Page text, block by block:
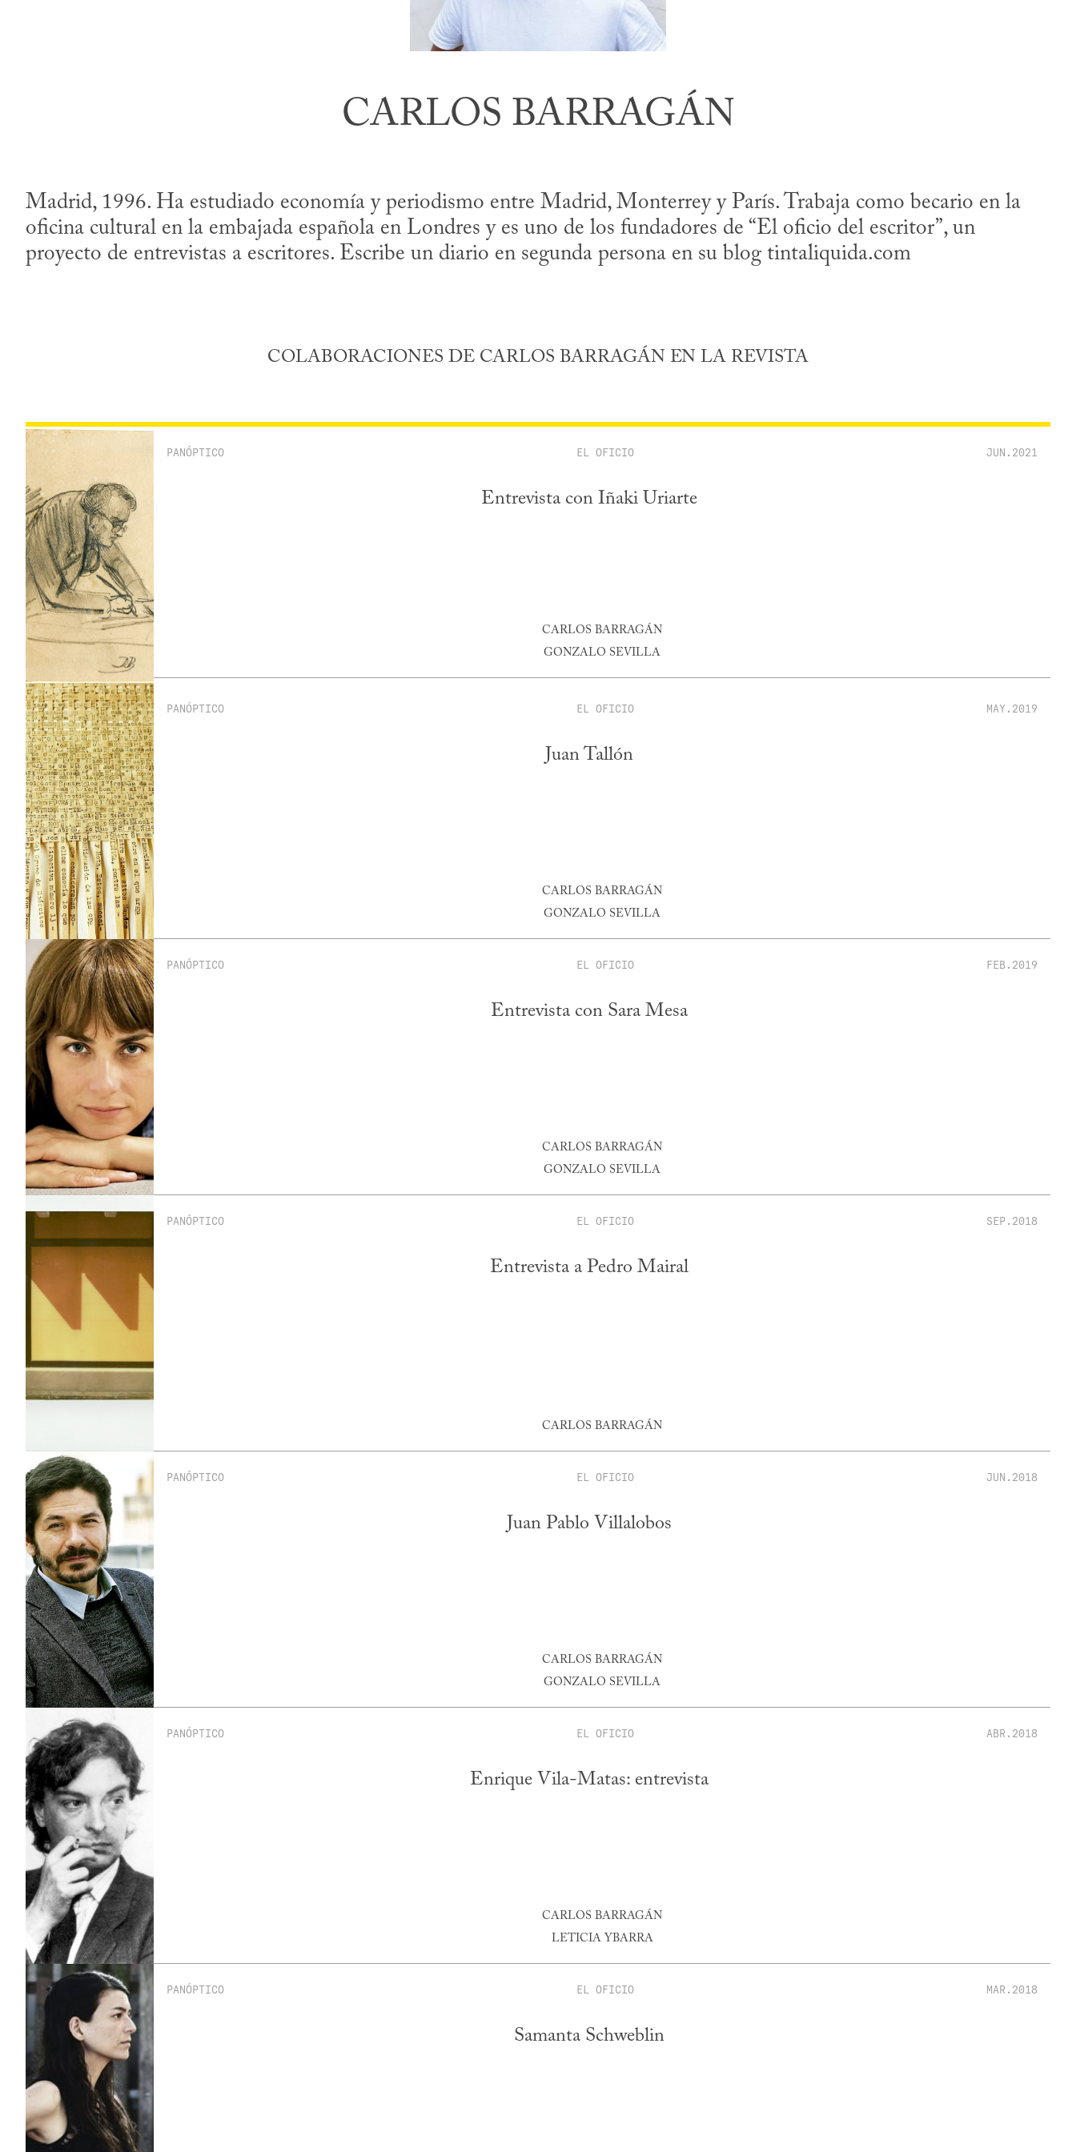
CARLOS BARRAGÁN
Madrid, 1996. Ha estudiado economía y periodismo entre Madrid, Monterrey y París. Trabaja como becario en la
oficina cultural en la embajada española en Lon­dres y es uno de los fundadores de “El oficio del escritor”, un
proyecto de entrevistas a escritores. Escribe un diario en segunda persona en su blog tintaliquida.com
COLABORACIONES DE CARLOS BARRAGÁN EN LA REVISTA
PANÓPTICO EL OFICIO JUN.2021
Entrevista con Iñaki Uriarte
CARLOS BARRAGÁN
GONZALO SEVILLA
PANÓPTICO EL OFICIO MAY.2019
Juan Tallón
CARLOS BARRAGÁN
GONZALO SEVILLA
PANÓPTICO EL OFICIO FEB.2019
Entrevista con Sara Mesa
CARLOS BARRAGÁN
GONZALO SEVILLA
PANÓPTICO EL OFICIO SEP.2018
Entrevista a Pedro Mairal
CARLOS BARRAGÁN
PANÓPTICO EL OFICIO JUN.2018
Juan Pablo Villalobos
CARLOS BARRAGÁN
GONZALO SEVILLA
PANÓPTICO EL OFICIO ABR.2018
Enrique Vila-Matas: entrevista
CARLOS BARRAGÁN
LETICIA YBARRA
PANÓPTICO EL OFICIO MAR.2018
Samanta Schweblin